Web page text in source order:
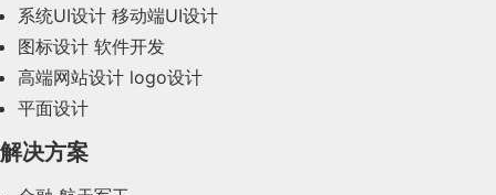
2023年10月(14)
2023年8月(88)
2023年7月(62)
系统UI设计 移动端UI设计
图标设计 软件开发
高端网站设计 logo设计
平面设计
解决方案